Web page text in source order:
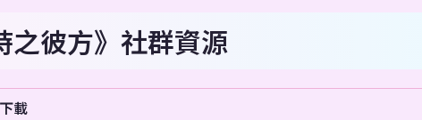
之彼方》社群資源
載